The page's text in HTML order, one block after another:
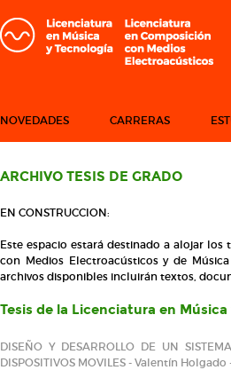
NOVEDADES CARRERAS
ARCHIVO TESIS DE GRADO
EN CONSTRUCCION:
Este espacio estará destinado a alojar
con Medios Electroacústicos y de
archivos disponibles incluirán textos,
Tesis de la Licenciatura en
DISEÑO Y DESARROLLO DE UN
DISPOSITIVOS MOVILES - Valentín Holgado